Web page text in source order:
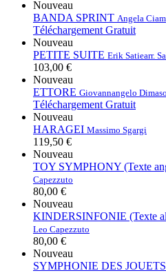
Nouveau
BANDA SPRINT Angela
Téléchargement Gratuit
Nouveau
PETITE SUITE Erik Satiearr.
103,00 €
Nouveau
ETTORE Giovannangelo Dimaso
Téléchargement Gratuit
Nouveau
HARAGEI Massimo Sgargi
119,50 €
Nouveau
TOY SYMPHONY (Texte
Capezzuto
80,00 €
Nouveau
KINDERSINFONIE (Texte
Leo Capezzuto
80,00 €
Nouveau
SYMPHONIE DES JOUETS